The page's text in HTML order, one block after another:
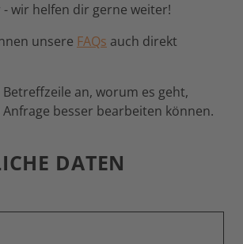
wir helfen dir gerne weiter!
unsere FAQs auch direkt
an, worum es geht,
besser bearbeiten können.
DATEN